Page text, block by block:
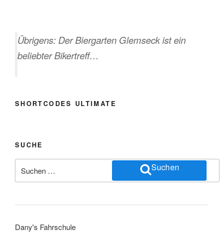
Übrigens: Der Biergarten Glemseck ist ein
beliebter Bikertreff…
SHORTCODES ULTIMATE
SUCHE
nach:
Suchen
Dany's Fahrschule